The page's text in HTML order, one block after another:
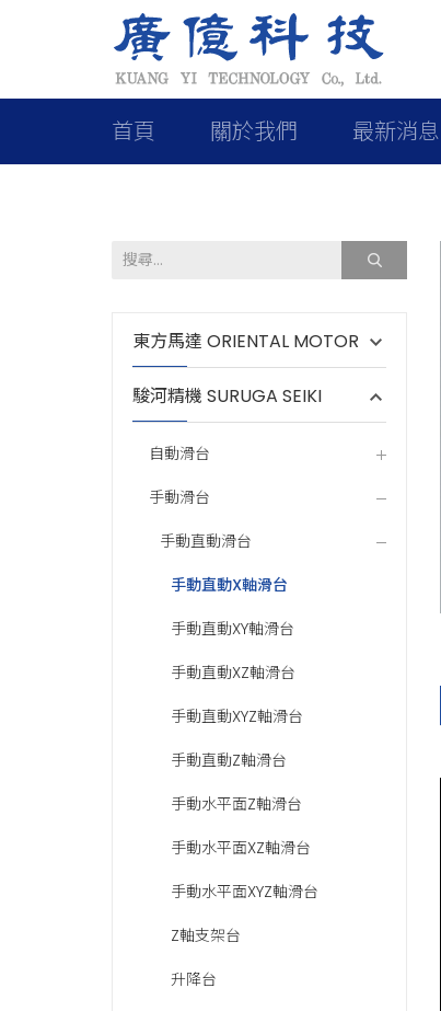
首頁 關於我們 最新消息
東方馬達 ORIENTAL MOTOR
駿河精機 SURUGA SEIKI
自動滑台
手動滑台
手動直動滑台
手動直動X軸滑台
手動直動XY軸滑台
手動直動XZ軸滑台
手動直動XYZ軸滑台
手動直動Z軸滑台
手動水平面Z軸滑台
手動水平面XZ軸滑台
手動水平面XYZ軸滑台
Z軸支架台
升降台